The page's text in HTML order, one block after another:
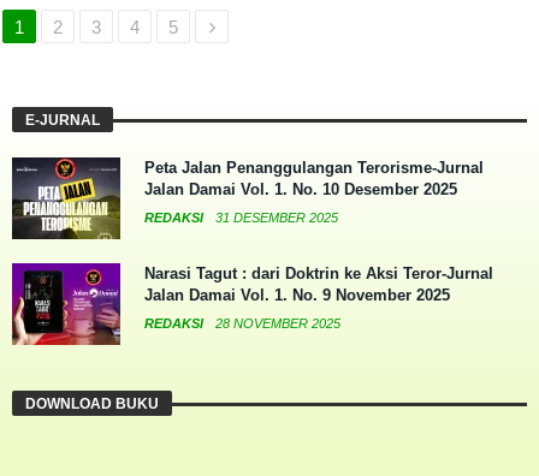
1 2 3 4 5
E-JURNAL
Peta Jalan Penanggulangan Terorisme-Jurnal
Jalan Damai Vol. 1. No. 10 Desember 2025
REDAKSI 31 DESEMBER 2025
Narasi Tagut : dari Doktrin ke Aksi Teror-Jurnal
Jalan Damai Vol. 1. No. 9 November 2025
REDAKSI 28 NOVEMBER 2025
DOWNLOAD BUKU